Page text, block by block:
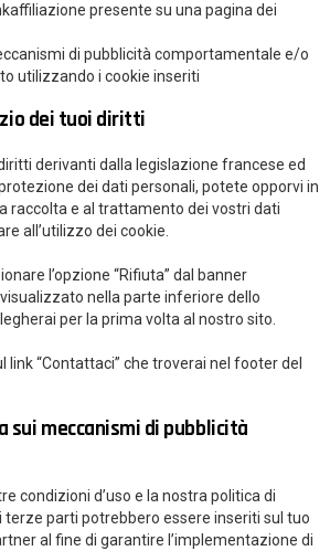
affiliazione presente su una pagina dei
di pubblicità comportamentale e/o
utilizzando i cookie inseriti
dei tuoi diritti
derivanti dalla legislazione francese ed
dei dati personali, potete opporvi in
raccolta e al trattamento dei vostri dati
all’utilizzo dei cookie.
l’opzione “Rifiuta” dal banner
nella parte inferiore dello
per la prima volta al nostro sito.
link “Contattaci” che troverai nel footer del
sui meccanismi di pubblicità
condizioni d’uso e la nostra politica di
terze parti potrebbero essere inseriti sul tuo
al fine di garantire l’implementazione di